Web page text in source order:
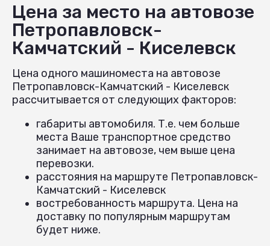
Цена за место на автовозе
Петропавловск-
Камчатский - Киселевск
Цена одного машиноместа на автовозе
Петропавловск-Камчатский - Киселевск
рассчитывается от следующих факторов:
габариты автомобиля. Т.е. чем больше
места Ваше транспортное средство
занимает на автовозе, чем выше цена
перевозки.
расстояния на маршруте Петропавловск-
Камчатский - Киселевск
востребованность маршрута. Цена на
доставку по популярным маршрутам
будет ниже.